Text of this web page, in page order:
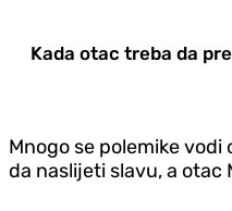
Kada otac treba da
Mnogo se polemike vodi
da naslijeti slavu, a otac